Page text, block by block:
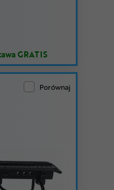
GRATIS
Porównaj